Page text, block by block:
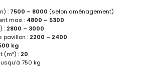
: 7500 – 8000 (selon aménagement)
maxi : 4800 – 5300
: 2800 – 3000
pavillon : 2200 – 2400
kg
(m³) : 20
750 kg